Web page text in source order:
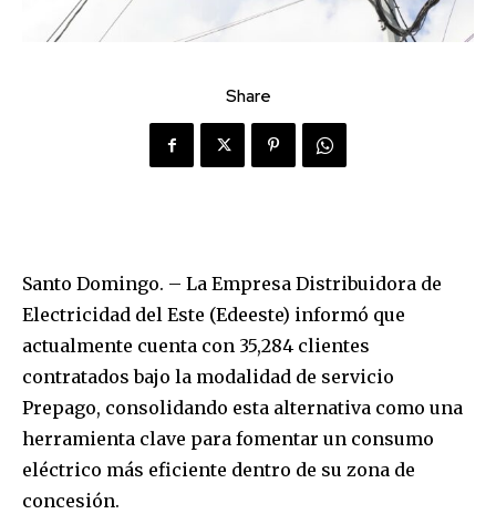
Share
Santo Domingo. – La Empresa Distribuidora de
Electricidad del Este (Edeeste) informó que
actualmente cuenta con 35,284 clientes
contratados bajo la modalidad de servicio
Prepago, consolidando esta alternativa como una
herramienta clave para fomentar un consumo
eléctrico más eficiente dentro de su zona de
concesión.